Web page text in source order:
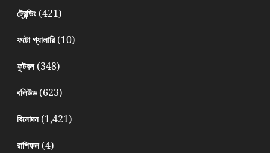
ট্রেন্ডিং(421)
ফটো গ্যালারি(10)
ফুটবল(348)
বলিউড(623)
বিনোদন(1,421)
রাশিফল(4)